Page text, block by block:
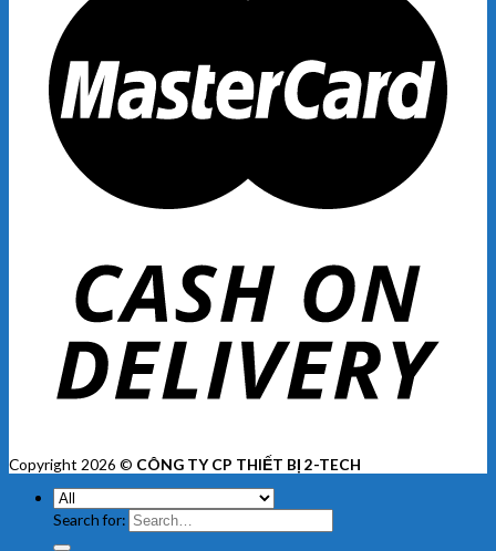
Copyright 2026 © CÔNG TY CP THIẾT BỊ 2-TECH
Search for: